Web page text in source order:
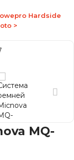
Hardside
>
MQ-